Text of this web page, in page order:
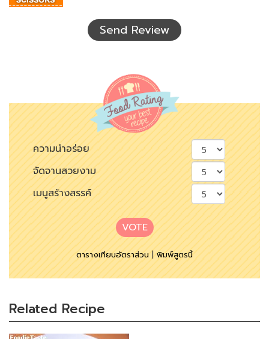
ที่
Send Review
ความน่าอร่อย
จัดจานสวยงาม
เมนูสร้างสรรค์
VOTE
ตารางเทียบอัตราส่วน|พิมพ์สูตรนี้
Related Recipe